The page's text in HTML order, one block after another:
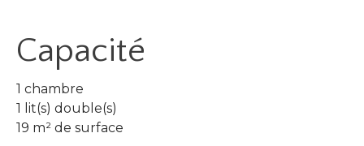
Capacité
1 chambre
1 lit(s) double(s)
19 m² de surface